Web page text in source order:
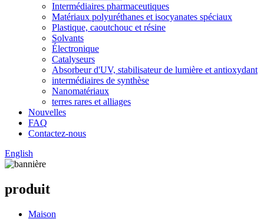
Intermédiaires pharmaceutiques
Matériaux polyuréthanes et isocyanates spéciaux
Plastique, caoutchouc et résine
Solvants
Électronique
Catalyseurs
Absorbeur d'UV, stabilisateur de lumière et antioxydant
intermédiaires de synthèse
Nanomatériaux
terres rares et alliages
Nouvelles
FAQ
Contactez-nous
English
produit
Maison